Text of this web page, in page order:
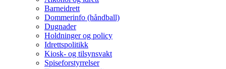
Barneidrett
Dommerinfo (håndball)
Dugnader
Holdninger og policy
Idrettspolitikk
Kiosk- og tilsynsvakt
Spiseforstyrrelser